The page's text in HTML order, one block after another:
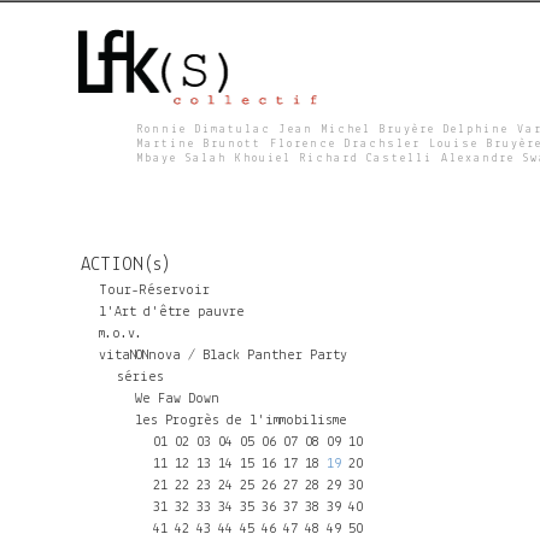
F
K
S
Ronnie Dimatulac Jean Michel Bruyère Delphine
Martine Brunott Florence Drachsler Louise
Mbaye Salah Khouiel Richard Castelli Alexandre
ACTION(s)
Tour-Réservoir
l'Art d'être pauvre
m.o.v.
vitaNONnova / Black Panther Party
séries
We Faw Down
les Progrès de l'immobilisme
01 02 03 04 05 06 07 08 09 10
11 12 13 14 15 16 17 18 19 20
21 22 23 24 25 26 27 28 29 30
31 32 33 34 35 36 37 38 39 40
41 42 43 44 45 46 47 48 49 50